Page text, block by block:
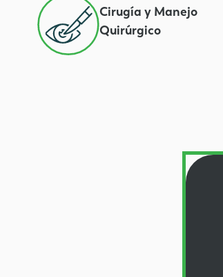
Cirugía y Manejo
Quirúrgico